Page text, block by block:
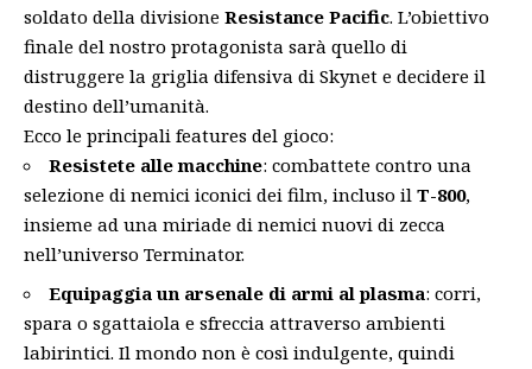
soldato della divisione Resistance Pacific. L’obiettivo
finale del nostro protagonista sarà quello di
distruggere la griglia difensiva di Skynet e decidere il
destino dell’umanità.
Ecco le principali features del gioco:
Resistete alle macchine: combattete contro una
selezione di nemici iconici dei film, incluso il T-800,
insieme ad una miriade di nemici nuovi di zecca
nell’universo Terminator.
Equipaggia un arsenale di armi al plasma: corri,
spara o sgattaiola e sfreccia attraverso ambienti
labirintici. Il mondo non è così indulgente, quindi